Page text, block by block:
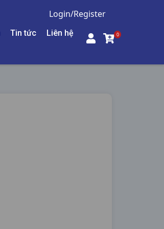
Login/Register
Tin tức Liên hệ 0